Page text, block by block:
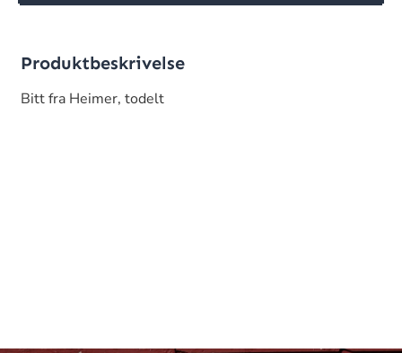
Produktbeskrivelse
Bitt fra Heimer, todelt